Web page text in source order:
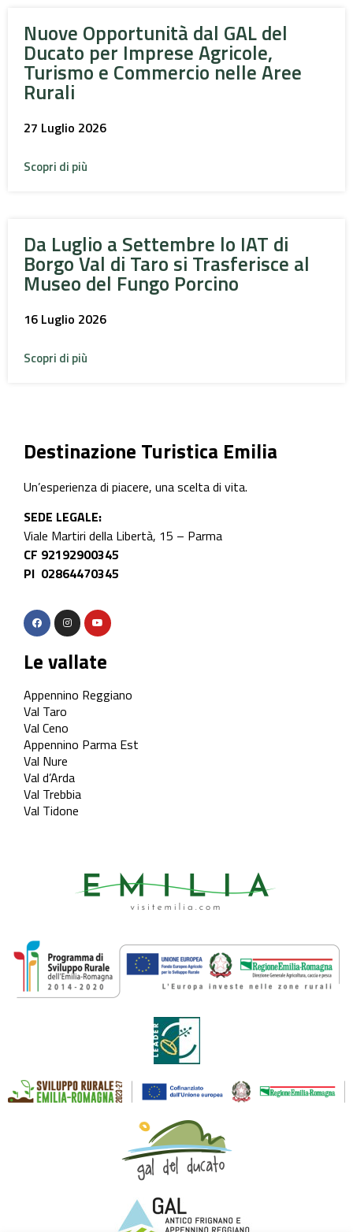
Nuove Opportunità dal GAL del
Ducato per Imprese Agricole,
Turismo e Commercio nelle Aree
Rurali
27 Luglio 2026
Scopri di più
Da Luglio a Settembre lo IAT di
Borgo Val di Taro si Trasferisce al
Museo del Fungo Porcino
16 Luglio 2026
Scopri di più
Destinazione Turistica Emilia
Un’esperienza di piacere, una scelta di vita.
SEDE LEGALE:
Viale Martiri della Libertà, 15 – Parma
CF 92192900345
PI 02864470345
Le vallate
Appennino Reggiano
Val Taro
Val Ceno
Appennino Parma Est
Val Nure
Val d’Arda
Val Trebbia
Val Tidone